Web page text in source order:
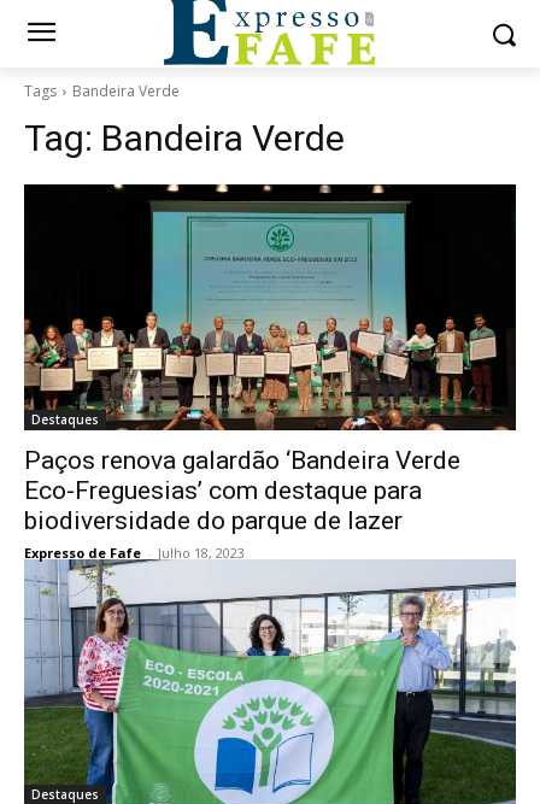
Tags Bandeira Verde
Tag: Bandeira Verde
Destaques
Paços renova galardão ‘Bandeira Verde
Eco-Freguesias’ com destaque para
biodiversidade do parque de lazer
Expresso de Fafe - Julho 18, 2023
Destaques